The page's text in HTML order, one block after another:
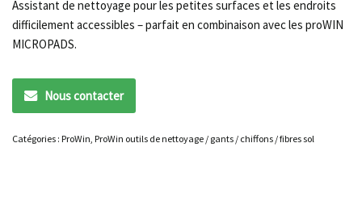
Assistant de nettoyage pour les petites surfaces et les endroits
difficilement accessibles – parfait en combinaison avec les proWIN
MICROPADS.
Nous contacter
Catégories : ProWin ProWin outils de nettoyage / gants / chiffons / fibres sol